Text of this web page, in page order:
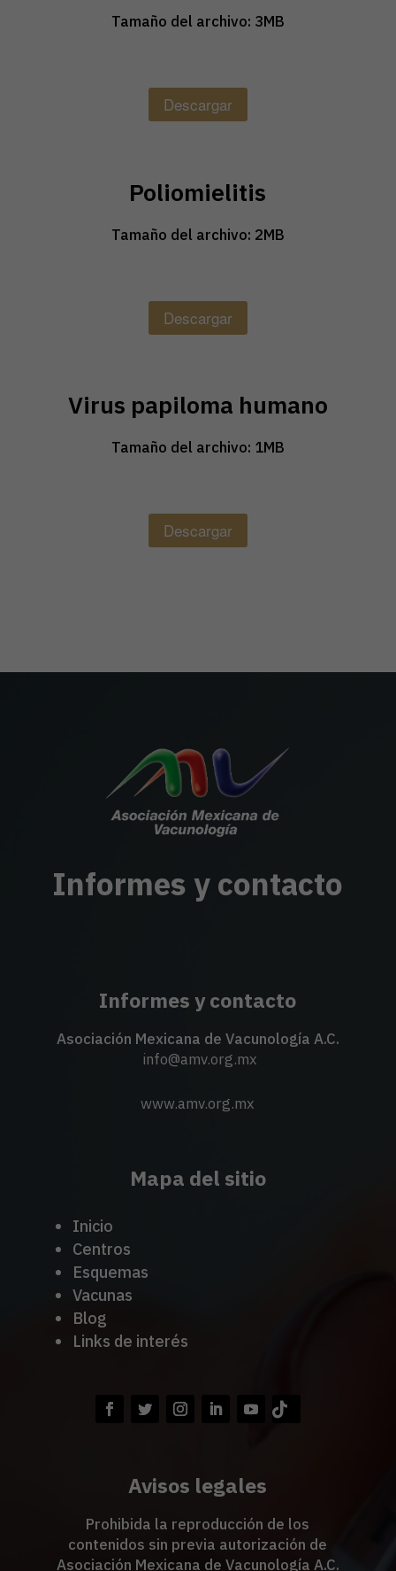
Tamaño del archivo: 3MB
Descargar
Poliomielitis
Tamaño del archivo: 2MB
Descargar
Virus papiloma humano
Tamaño del archivo: 1MB
Descargar
Informes y contacto
Informes y contacto
Asociación Mexicana de Vacunología A.C.
info@amv.org.mx
www.amv.org.mx
Mapa del sitio
Inicio
Centros
Esquemas
Vacunas
Blog
Links de interés
Avisos legales
Prohibida la reproducción de los
contenidos sin previa autorización de
Asociación Mexicana de Vacunología A.C.